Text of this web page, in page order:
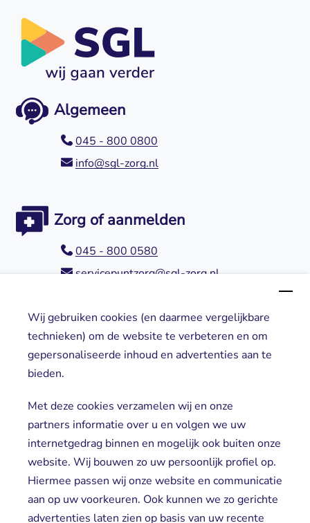
Wij gebruiken cookies (en daarmee vergelijkbare
technieken) om de website te verbeteren en om
gepersonaliseerde inhoud en advertenties aan te
bieden.
Met deze cookies verzamelen wij en onze
partners informatie over u en volgen we uw
internetgedrag binnen en mogelijk ook buiten onze
website. Wij bouwen zo uw persoonlijk profiel op.
Hiermee passen wij onze website en communicatie
aan op uw voorkeuren. Ook kunnen we zo gerichte
advertenties laten zien op basis van uw recente
Algemeen
045 - 800 0800
info@sgl-zorg.nl
Zorg of aanmelden
045 - 800 0580
servicepuntzorg@sgl-zorg.nl
Direct naar
Locaties
Vrijwilligers